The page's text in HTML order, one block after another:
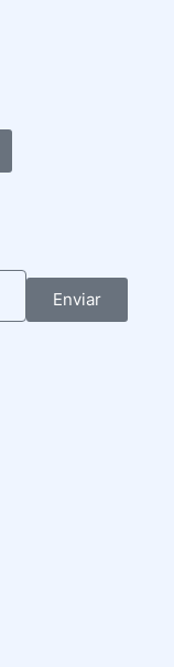
Enviar